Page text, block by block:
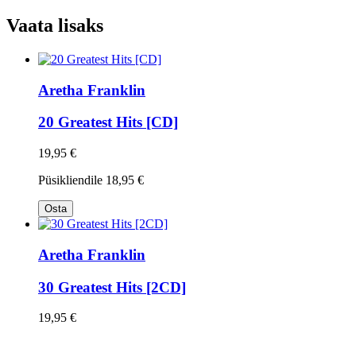
Vaata lisaks
Aretha Franklin
20 Greatest Hits [CD]
19,95 €
Püsikliendile 18,95 €
Osta
Aretha Franklin
30 Greatest Hits [2CD]
19,95 €